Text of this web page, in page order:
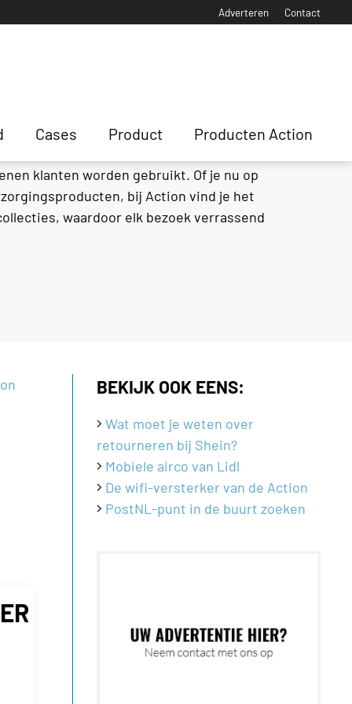
Adverteren Contact
Cases Product Producten Action
klanten worden gebruikt. Of je nu op
bij Action vind je het
waardoor elk bezoek verrassend
BEKIJK OOK EENS:
Wat moet je weten over
retourneren bij Shein?
Mobiele airco van Lidl
De wifi-versterker van de Action
PostNL-punt in de buurt zoeken